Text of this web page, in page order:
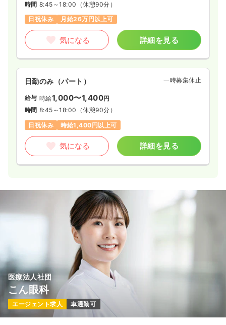
時間 8:45～18:00 （休憩90分）
日祝休み
月給26万円以上可
気になる 詳細を見る
日勤のみ（パート） 一時募集休止
給与 時給1,000〜1,400円
時間 8:45～18:00 （休憩90分）
日祝休み
時給1,400円以上可
気になる 詳細を見る
医療法人社団
こん眼科
エージェント求人 車通勤可